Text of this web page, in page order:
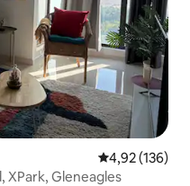
4,92 av 5 i
4,92 (136)
XPark, Gleneagles